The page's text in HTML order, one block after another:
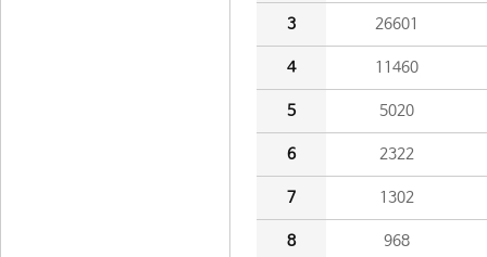
3 26601
4 11460
5 5020
6 2322
7 1302
8 968